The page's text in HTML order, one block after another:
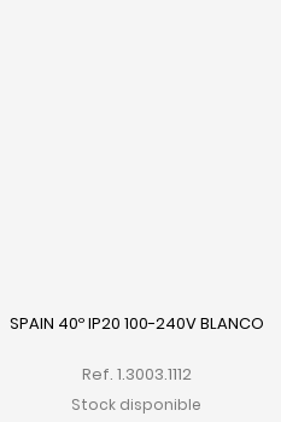
SPAIN 40º IP20 100-240V BLANCO
Ref. 1.3003.1112
Stock disponible